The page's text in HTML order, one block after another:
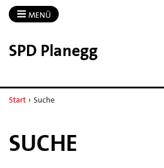
MENÜ
SPD Planegg
Start › Suche
SUCHE